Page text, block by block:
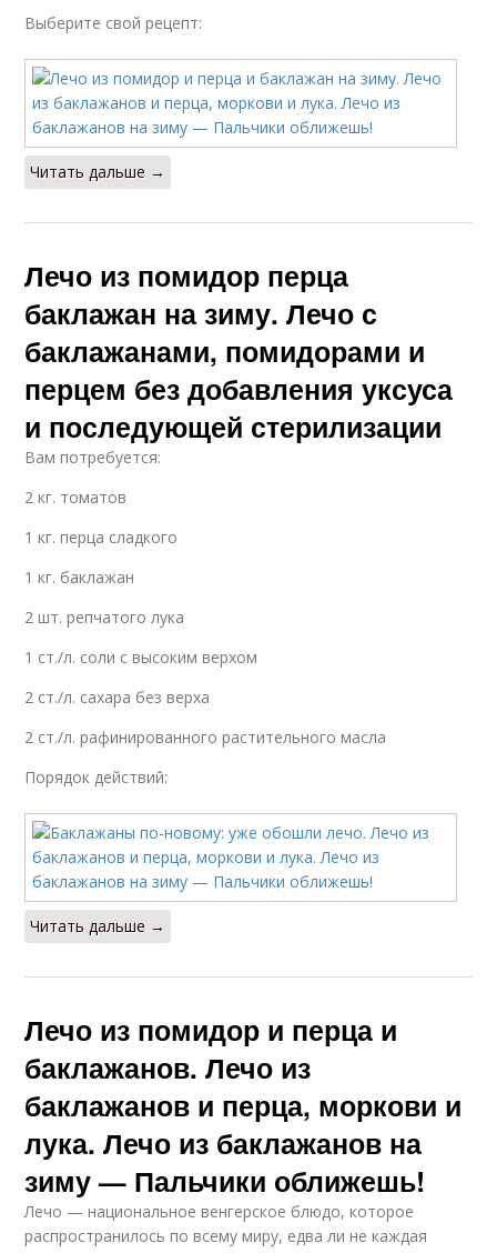
Выберите свой рецепт:
Читать дальше →
Лечо из помидор перца
баклажан на зиму. Лечо с
баклажанами, помидорами и
перцем без добавления уксуса
и последующей стерилизации
Вам потребуется:
2 кг. томатов
1 кг. перца сладкого
1 кг. баклажан
2 шт. репчатого лука
1 ст./л. соли с высоким верхом
2 ст./л. сахара без верха
2 ст./л. рафинированного растительного масла
Порядок действий:
Читать дальше →
Лечо из помидор и перца и
баклажанов. Лечо из
баклажанов и перца, моркови и
лука. Лечо из баклажанов на
зиму — Пальчики оближешь!
Лечо — национальное венгерское блюдо, которое
распространилось по всему миру, едва ли не каждая